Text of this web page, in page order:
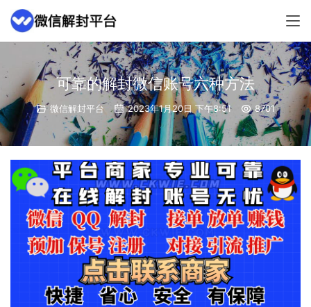
可靠的解封微信账号六种方法
微信解封平台 2023年1月20日 下午8:51 8701